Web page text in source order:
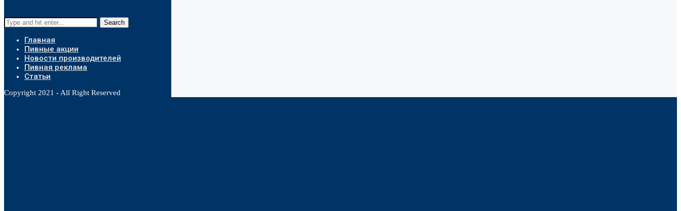
Search
Главная
Пивные акции
Новости производителей
Пивная реклама
Статьи
Copyright 2021 - All Right Reserved